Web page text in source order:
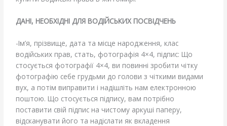
ДАНІ, НЕОБХІДНІ ДЛЯ ВОДІЙСЬКИХ ПОСВІДЧЕНЬ
-Ім’я, прізвище, дата та місце народження, клас
водійських прав, стать, фотографія 4×4, підпис: Що
стосується фотографії 4×4, ви повинні зробити чітку
фотографію себе грудьми до голови з чіткими видами
вух, а потім виправити і надішліть нам електронною
поштою. Що стосується підпису, вам потрібно
поставити свій підпис на чистому аркуші паперу,
відсканувати його та надіслати як вкладення